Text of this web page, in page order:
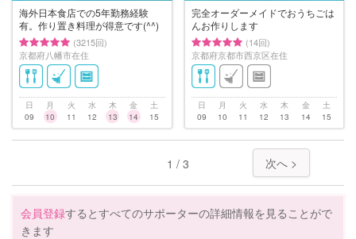
海外日本食店での5年勤務経験
有。作り置き料理が得意です(^^)
(3215回)
京都府八幡市在住
日
09
月
10
火
11
水
12
木
13
金
14
土
15
完全オーダーメイドでおうちごは
んお作りします
(14回)
京都府京都市西京区在住
日
09
月
10
火
11
水
12
木
13
金
14
土
15
1 / 3 次へ >
会員登録するとすべてのサポーターの詳細情報を見ることがで
きます